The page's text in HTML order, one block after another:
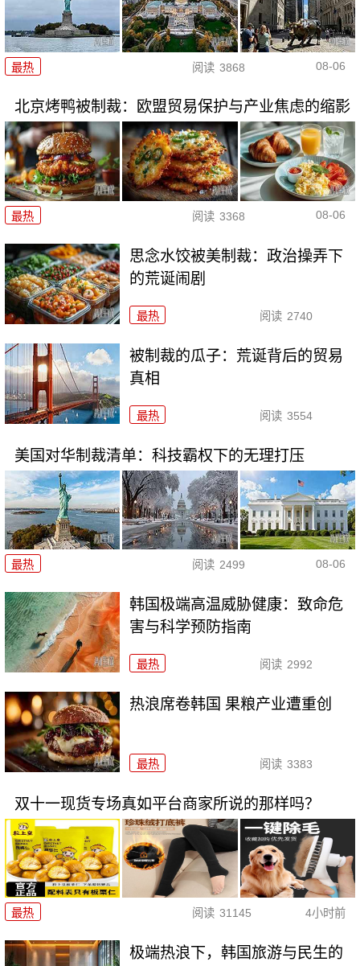
最热 阅读 3868 08-06
北京烤鸭被制裁：欧盟贸易保护与产业焦虑的缩影
最热 阅读 3368 08-06
思念水饺被美制裁：政治操弄下
的荒诞闹剧
最热 阅读 2740
被制裁的瓜子：荒诞背后的贸易
真相
最热 阅读 3554
美国对华制裁清单：科技霸权下的无理打压
最热 阅读 2499 08-06
韩国极端高温威胁健康：致命危
害与科学预防指南
最热 阅读 2992
热浪席卷韩国 果粮产业遭重创
最热 阅读 3383
双十一现货专场真如平台商家所说的那样吗？
最热 阅读 31145 4小时前
极端热浪下，韩国旅游与民生的